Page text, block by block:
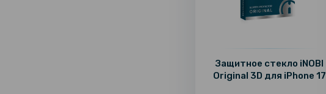
Защитное стекло iNOBI
Original 3D для iPhone 17